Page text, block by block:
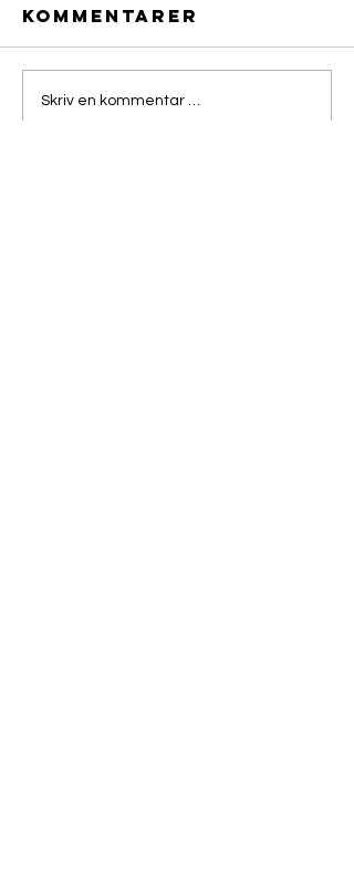
Bluestrain-
Kommentarer
Skriv en kommentar …